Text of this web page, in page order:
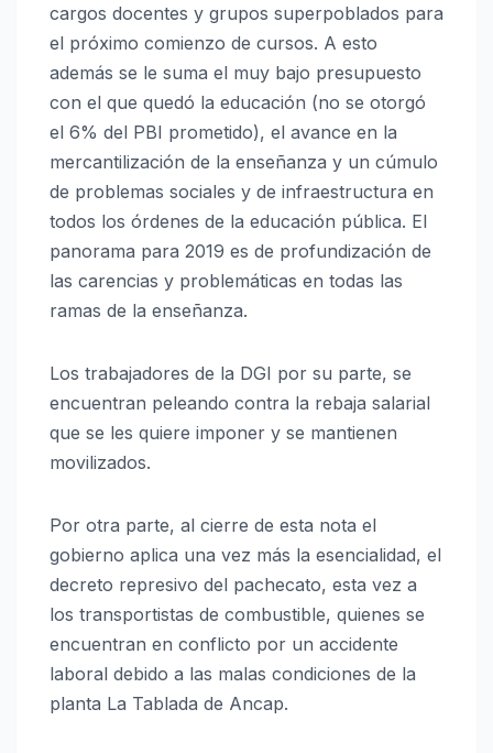
cargos docentes y grupos superpoblados para
el próximo comienzo de cursos. A esto
además se le suma el muy bajo presupuesto
con el que quedó la educación (no se otorgó
el 6% del PBI prometido), el avance en la
mercantilización de la enseñanza y un cúmulo
de problemas sociales y de infraestructura en
todos los órdenes de la educación pública. El
panorama para 2019 es de profundización de
las carencias y problemáticas en todas las
ramas de la enseñanza.
Los trabajadores de la DGI por su parte, se
encuentran peleando contra la rebaja salarial
que se les quiere imponer y se mantienen
movilizados.
Por otra parte, al cierre de esta nota el
gobierno aplica una vez más la esencialidad, el
decreto represivo del pachecato, esta vez a
los transportistas de combustible, quienes se
encuentran en conflicto por un accidente
laboral debido a las malas condiciones de la
planta La Tablada de Ancap.